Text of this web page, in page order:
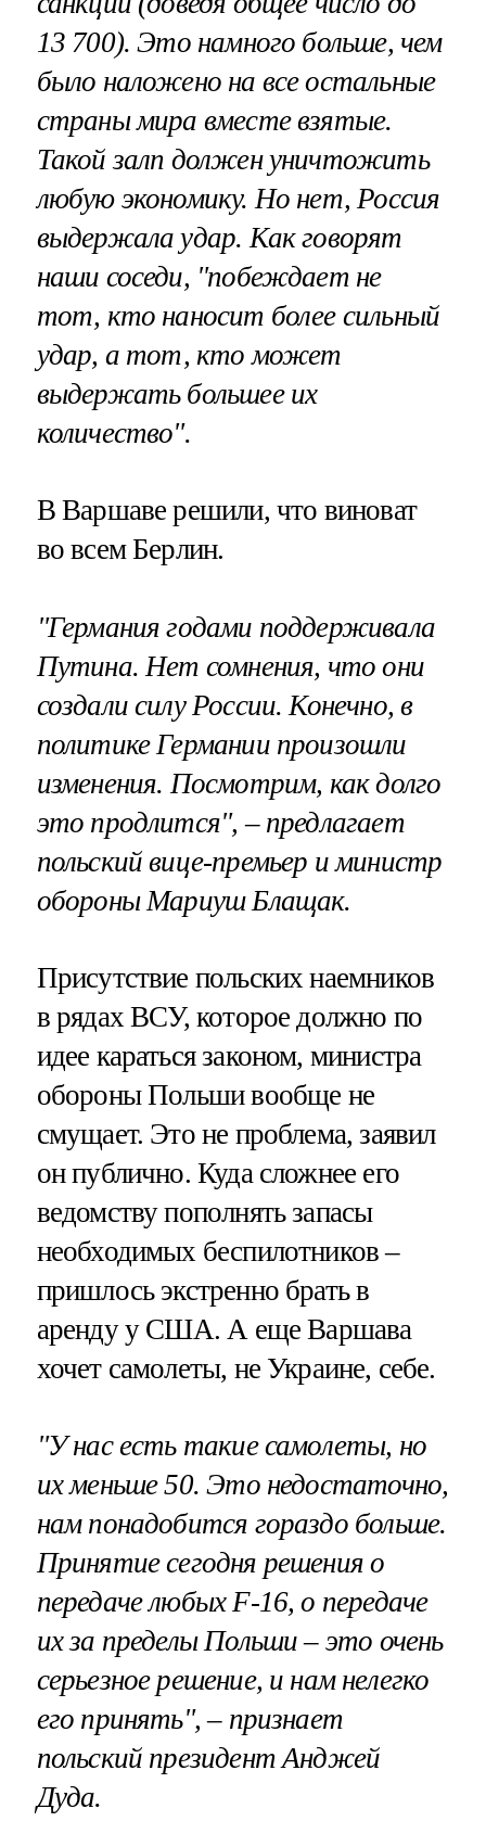
13 700). Это намного больше, чем
было наложено на все остальные
страны мира вместе взятые.
Такой залп должен уничтожить
любую экономику. Но нет, Россия
выдержала удар. Как говорят
наши соседи, "побеждает не
тот, кто наносит более сильный
удар, а тот, кто может
выдержать большее их
количество".
В Варшаве решили, что виноват
во всем Берлин.
"Германия годами поддерживала
Путина. Нет сомнения, что они
создали силу России. Конечно, в
политике Германии произошли
изменения. Посмотрим, как долго
это продлится", – предлагает
польский вице-премьер и министр
обороны Мариуш Блащак.
Присутствие польских наемников
в рядах ВСУ, которое должно по
идее караться законом, министра
обороны Польши вообще не
смущает. Это не проблема, заявил
он публично. Куда сложнее его
ведомству пополнять запасы
необходимых беспилотников –
пришлось экстренно брать в
аренду у США. А еще Варшава
хочет самолеты, не Украине, себе.
"У нас есть такие самолеты, но
их меньше 50. Это недостаточно,
нам понадобится гораздо больше.
Принятие сегодня решения о
передаче любых F-16, о передаче
их за пределы Польши – это очень
серьезное решение, и нам нелегко
его принять", – признает
польский президент Анджей
Дуда.